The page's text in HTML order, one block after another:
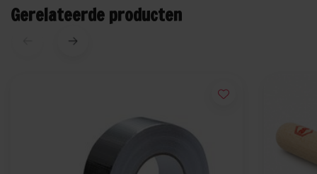
Gerelateerde producten